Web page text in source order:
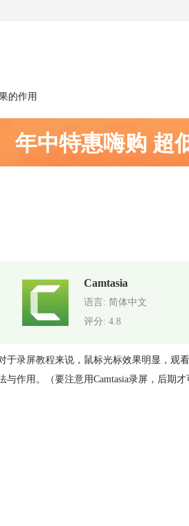
的作用
年中特惠嗨购 超
Camtasia
语言: 简体中文
评分: 4.8
于录屏教程来说，鼠标光标效果明显，观
与作用。（要注意用Camtasia录屏，后期才